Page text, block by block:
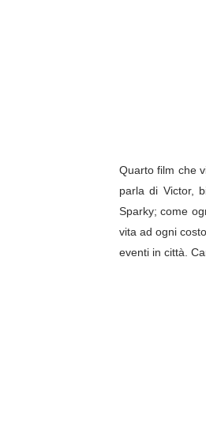
Quarto film che
parla di Victor,
Sparky; come
vita ad ogni
eventi in città.